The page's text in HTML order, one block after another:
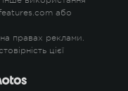
або
правах реклами.
цієї